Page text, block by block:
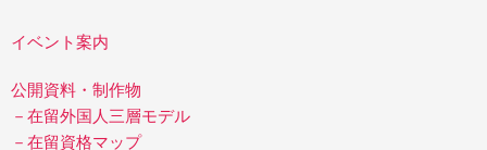
イベント案内
公開資料・制作物
－在留外国人三層モデル
－在留資格マップ